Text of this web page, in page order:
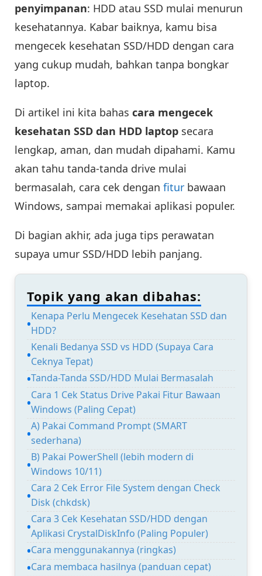
penyimpanan: HDD atau SSD mulai menurun
kesehatannya. Kabar baiknya, kamu bisa
mengecek kesehatan SSD/HDD dengan cara
yang cukup mudah, bahkan tanpa bongkar
laptop.
Di artikel ini kita bahas cara mengecek
kesehatan SSD dan HDD laptop secara
lengkap, aman, dan mudah dipahami. Kamu
akan tahu tanda-tanda drive mulai
bermasalah, cara cek dengan fitur bawaan
Windows, sampai memakai aplikasi populer.
Di bagian akhir, ada juga tips perawatan
supaya umur SSD/HDD lebih panjang.
Topik yang akan dibahas:
Kenapa Perlu Mengecek Kesehatan SSD dan
HDD?
Kenali Bedanya SSD vs HDD (Supaya Cara
Ceknya Tepat)
Tanda-Tanda SSD/HDD Mulai Bermasalah
Cara 1 Cek Status Drive Pakai Fitur Bawaan
Windows (Paling Cepat)
A) Pakai Command Prompt (SMART
sederhana)
B) Pakai PowerShell (lebih modern di
Windows 10/11)
Cara 2 Cek Error File System dengan Check
Disk (chkdsk)
Cara 3 Cek Kesehatan SSD/HDD dengan
Aplikasi CrystalDiskInfo (Paling Populer)
Cara menggunakannya (ringkas)
Cara membaca hasilnya (panduan cepat)